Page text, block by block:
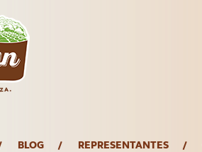
BLOG REPRESENTANTES